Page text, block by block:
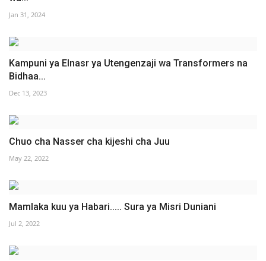
Jan 31, 2024
Kampuni ya Elnasr ya Utengenzaji wa Transformers na
Bidhaa...
Dec 13, 2023
Chuo cha Nasser cha kijeshi cha Juu
May 22, 2022
Mamlaka kuu ya Habari..... Sura ya Misri Duniani
Jul 2, 2022